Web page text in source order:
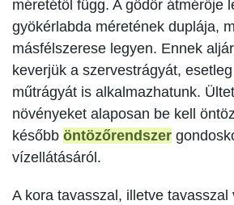
méretétől függ. A gödör átmérője
gyökérlabda méretének duplája,
másfélszerese legyen. Ennek
keverjük a szervestrágyát,
műtrágyát is alkalmazhatunk.
növényeket alaposan be kell
később öntözőrendszer
vízellátásáról.
A kora tavasszal, illetve tavasszal